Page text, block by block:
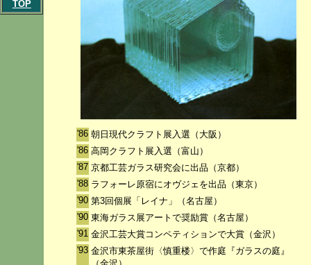
TOP
'86 朝日現代クラフト展入選（大阪）
'86 高岡クラフト展入選（富山）
'87 京都工芸ガラス研究会に出品（京都）
'88 ラフォーレ原宿にオヴジェを出品（東京）
'90 第3回個展「レイナ」（名古屋）
'90 東海ガラス展アートで奨励賞（名古屋）
'91 金沢工芸大賞コンペティションで大賞（金沢）
'93 金沢市東茶屋街〈慎重楼〉で作庭『ガラスの庭』